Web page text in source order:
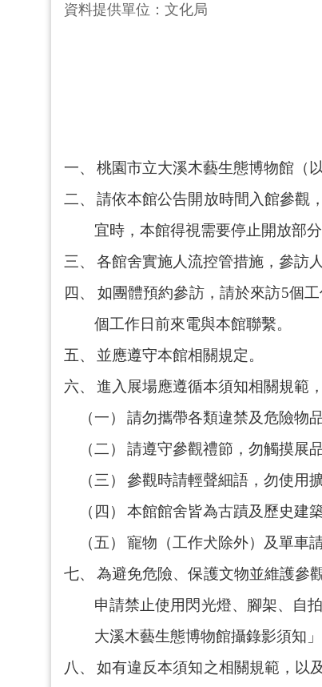
資料提供單位：文化局
一、
桃園市立大溪木藝生態博物館（
二、
請依本館公告開放時間入館參觀
宜時，本館得視需要停止開放部分
三、
各館舍實施人流控管措施，參訪
四、
如團體預約參訪，請於來訪5個
個工作日前來電與本館聯繫。
五、
並應遵守本館相關規定。
六、
進入展場應遵循本須知相關規範
（一）
請勿攜帶各類違禁及危險物
（二）
請遵守參觀禮節，勿觸摸展
（三）
參觀時請輕聲細語，勿使用
（四）
本館館舍皆為古蹟及歷史建
（五）
寵物（工作犬除外）及單車
七、
為避免危險、保護文物並維護參
申請禁止使用閃光燈、腳架、自
大溪木藝生態博物館攝錄影須知」
八、
如有違反本須知之相關規範，以